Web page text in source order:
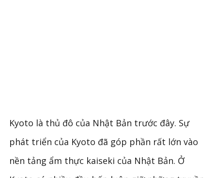
Kyoto là thủ đô của Nhật Bản trước đây. Sự
phát triển của Kyoto đã góp phần rất lớn vào
nền tảng ẩm thực kaiseki của Nhật Bản. Ở